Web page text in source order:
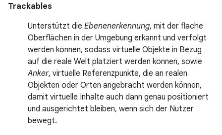
Trackables
Unterstützt die Ebenenerkennung, mit der flache
Oberflächen in der Umgebung erkannt und verfolgt
werden können, sodass virtuelle Objekte in Bezug
auf die reale Welt platziert werden können, sowie
Anker, virtuelle Referenzpunkte, die an realen
Objekten oder Orten angebracht werden können,
damit virtuelle Inhalte auch dann genau positioniert
und ausgerichtet bleiben, wenn sich der Nutzer
bewegt.